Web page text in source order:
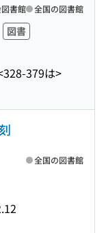
図書
379は>
書館 全国の図書館
全国の図書館